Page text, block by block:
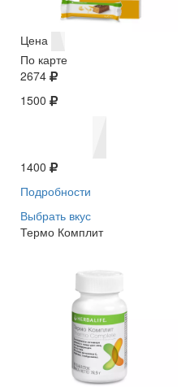
Цена
По карте
2674
1500
1400
Подробности
Выбрать вкус
Термо Комплит